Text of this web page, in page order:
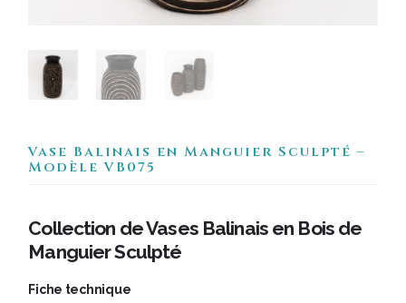
Vase Balinais en Manguier Sculpté –
Modèle VB075
Collection de Vases Balinais en Bois de
Manguier Sculpté
Fiche technique